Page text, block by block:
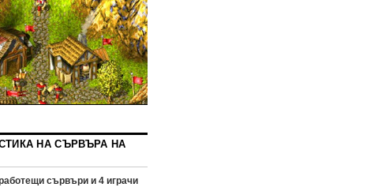
НА СЪРВЪРА НА
сървъри и 4играчи